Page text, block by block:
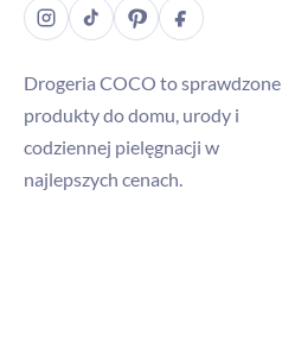
Drogeria COCO to sprawdzone
produkty do domu, urody i
codziennej pielęgnacji w
najlepszych cenach.